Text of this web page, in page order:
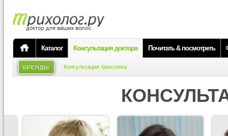
Каталог Консультация доктора Почитать & посмотреть
БРЕНДЫ Консультация трихолога